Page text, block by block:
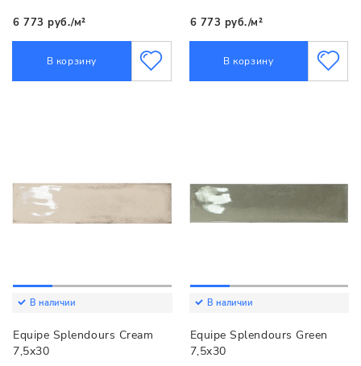
6 773 руб./м²
В корзину
6 773 руб./м²
В корзину
В наличии
Equipe Splendours Cream
7,5x30
В наличии
Equipe Splendours Green
7,5x30